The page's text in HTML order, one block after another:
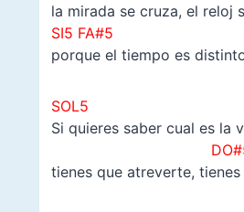
la mirada se cruza, el reloj
SI5 FA#5
porque el tiempo es
SOL5
Si quieres saber cual es la
tienes que atreverte, tienes